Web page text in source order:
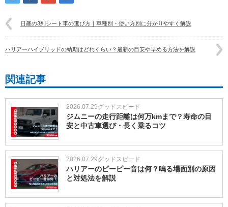
日産の3列シート車の選び方｜車種別・使い方別に分かりやすく解説
ハリアーハイブリッドの納期はどれくらい？最新の目安や早める方法を解説
関連記事
2026.07.29グッドスピード
ジムニーの走行距離は何万kmまで？寿命の目
安と中古車選び・長く乗るコツ
2026.07.29グッドスピード
ハリアーのピーピー音は何？鳴る場面別の原因
と対処法を解説